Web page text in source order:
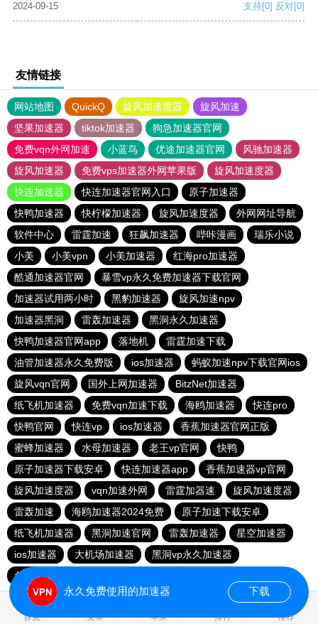
2024-09-15
支持[0] 反对[0]
友情链接
网站地图 QuickQ 旋风加速度器
旋风加速
坚果加速器
tiktok加速器
狗急加速器官网
免费vqn外网加速
小蓝鸟 优途加速器官网
风驰加速器
旋风加速器
免费vps加速器外网苹果版
旋风加速度器
快连加速器
快连加速器官网入口
原子加速器
快鸭加速器
快柠檬加速器 旋风加速度器
外网网址导航
软件中心
雷霆加速 狂飙加速器 哔咔漫画
瑞乐小说
小美
小美vpn 小美加速器
红海pro加速器
酷通加速器官网
暴雪vp永久免费加速器下载官网
加速器试用两小时
黑豹加速器
旋风加速npv
加速器黑洞
雷轰加速器
黑洞永久加速器
快鸭加速器官网app
落地机
雷霆加速下载
油管加速器永久免费版
ios加速器
蚂蚁加速npv下载官网ios
旋风vqn官网
国外上网加速器
BitzNet加速器
纸飞机加速器
免费vqn加速下载 海鸥加速器
快连pro
快鸭官网
快连vp ios加速器
香蕉加速器官网正版
蜜蜂加速器
水母加速器 老王vp官网
快鸭
原子加速器下载安卓
快连加速器app
香蕉加速器vp官网
旋风加速度器
vqn加速外网 雷霆加器速
旋风加速度器
雷轰加速
海鸥加速器2024免费
原子加速下载安卓
纸飞机加速器
黑洞加速官网 雷轰加速器
星空加速器
ios加速器
大机场加速器
黑洞vp永久加速器
免费vqn加速
首页 安卓 苹果 排行 推荐
永久免费使用的加速器 下载
0.021839s